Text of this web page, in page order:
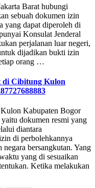
Barat hubungi
sebuah dokumen izin
yang dapat diperoleh di
Konsulat Jenderal
perjalanan luar negeri,
dijadikan bukti izin
orang …
di Cibitung Kulon
Kabupaten Bogor
dokumen resmi yang
diantara
di perbolehkannya
bersangkutan. Yang
yang di sesuaikan
Ketika melakukan